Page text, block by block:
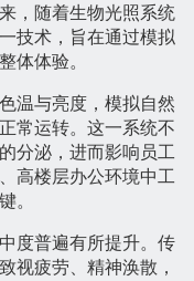
，随着生物光照系统
技术，旨在通过模拟
体体验。
温与亮度，模拟自然
常运转。这一系统不
分泌，进而影响员工
高楼层办公环境中工
。
度普遍有所提升。传
视疲劳、精神涣散，